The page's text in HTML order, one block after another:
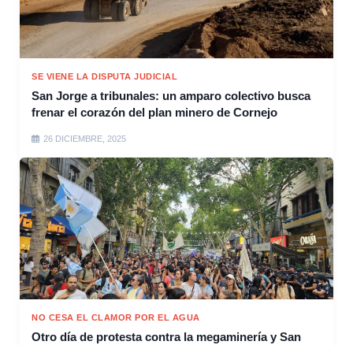
SE VIENE LA DISPUTA JUDICIAL
San Jorge a tribunales: un amparo colectivo busca
frenar el corazón del plan minero de Cornejo
26 DICIEMBRE, 2025
NO CESA EL CLAMOR POR EL AGUA
Otro día de protesta contra la megaminería y San